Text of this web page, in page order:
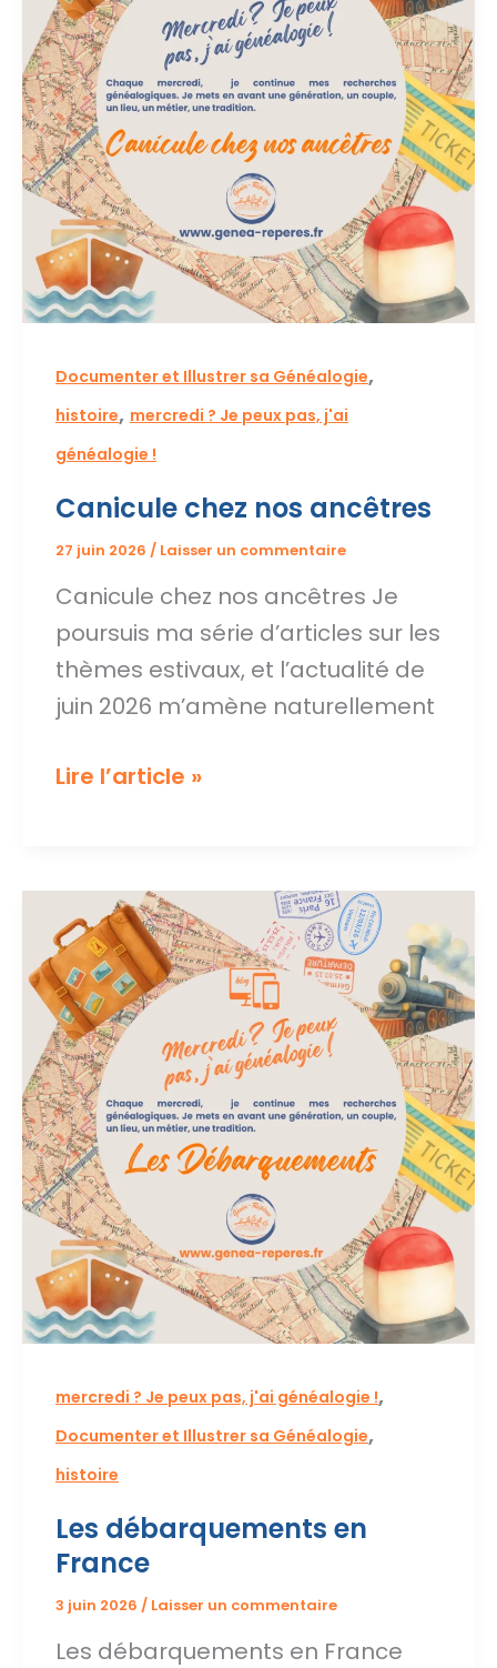
d’histoire
Documenter et Illustrer sa Généalogie,
histoire, mercredi ? Je peux pas, j'ai
généalogie !
Canicule chez nos ancêtres
27 juin 2026 / Laisser un commentaire
Canicule chez nos ancêtres Je
poursuis ma série d’articles sur les
thèmes estivaux, et l’actualité de
juin 2026 m’amène naturellement
Canicule
ancêtres
Lire l’article »
mercredi ? Je peux pas, j'ai généalogie !,
Documenter et Illustrer sa Généalogie,
histoire
Les débarquements en
France
3 juin 2026 / Laisser un commentaire
Les débarquements en France